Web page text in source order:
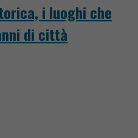
i luoghi che
di città